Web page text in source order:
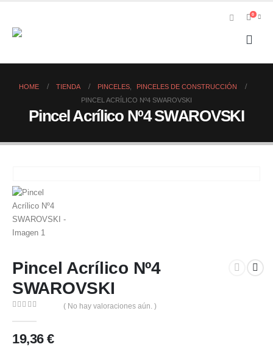
0
HOME TIENDA PINCELES
PINCELES DE CONSTRUCCIÓN
PINCEL ACRÍLICO Nº4 SWAROVSKI
Pincel Acrílico Nº4 SWAROVSKI
Pincel Acrílico Nº4
SWAROVSKI
( No hay valoraciones aún. )
19,36€